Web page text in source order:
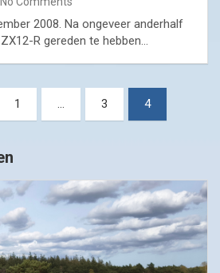
2008. Na ongeveer anderhalf
R gereden te hebben…
1 … 3 4